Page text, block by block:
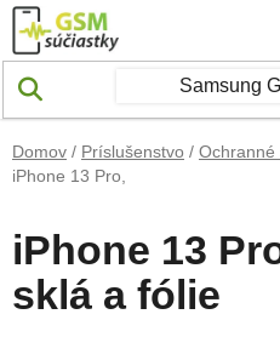
Prejsť na obsah
Domov / Príslušenstvo / Ochranné
iPhone 13 Pro,
iPhone 13
sklá a fólie